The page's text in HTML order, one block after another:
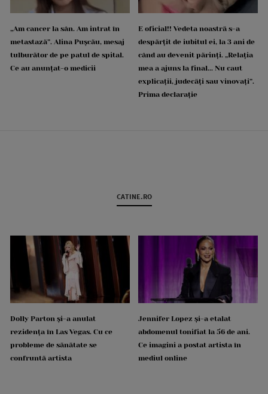
„Am cancer la sân. Am intrat în
metastază”. Alina Pușcău, mesaj
tulburător de pe patul de spital.
Ce au anunțat-o medicii
E oficial!! Vedeta noastră s-a
despărțit de iubitul ei, la 3 ani de
când au devenit părinți. „Relația
mea a ajuns la final... Nu caut
explicații, judecăți sau vinovați”.
Prima declarație
CATINE.RO
Dolly Parton și-a anulat
rezidența în Las Vegas. Cu ce
probleme de sănătate se
confruntă artista
Jennifer Lopez și-a etalat
abdomenul tonifiat la 56 de ani.
Ce imagini a postat artista în
mediul online